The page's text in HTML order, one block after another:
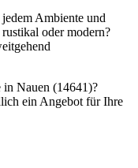
Ambiente und
oder modern?
in Nauen (14641)?
ein Angebot für Ihre